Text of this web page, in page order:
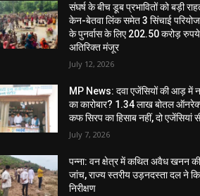
संघर्ष के बीच डूब प्रभावितों को बड़ी
केन-बेतवा लिंक समेत 3 सिंचाई
के पुनर्वास के लिए 202.50 करोड़ रुपये
अतिरिक्त मंजूर
July 12, 2026
MP News: दवा एजेंसियों की आड़ में
का कारोबार? 1.34 लाख बोतल
कफ सिरप का हिसाब नहीं, दो एजेंसियां
July 7, 2026
पन्ना: वन क्षेत्र में कथित अवैध खनन
जांच, राज्य स्तरीय उड़नदस्ता दल ने
निरीक्षण